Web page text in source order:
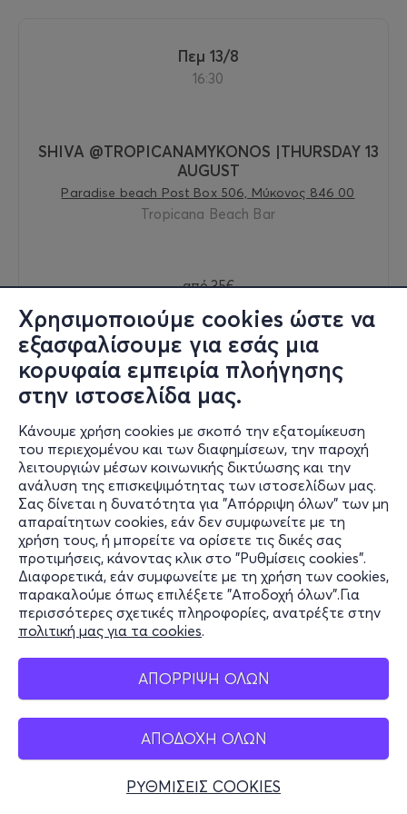
Χρησιμοποιούμε cookies ώστε να
εξασφαλίσουμε για εσάς μια
κορυφαία εμπειρία πλοήγησης
στην ιστοσελίδα μας.
Κάνουμε χρήση cookies με σκοπό την εξατομίκευση
του περιεχομένου και των διαφημίσεων, την παροχή
λειτουργιών μέσων κοινωνικής δικτύωσης και την
ανάλυση της επισκεψιμότητας των ιστοσελίδων μας.
Σας δίνεται η δυνατότητα για "Απόρριψη όλων" των μη
απαραίτητων cookies, εάν δεν συμφωνείτε με τη
χρήση τους, ή μπορείτε να ορίσετε τις δικές σας
προτιμήσεις, κάνοντας κλικ στο "Ρυθμίσεις cookies".
Διαφορετικά, εάν συμφωνείτε με τη χρήση των cookies,
παρακαλούμε όπως επιλέξετε "Αποδοχή όλων".Για
περισσότερες σχετικές πληροφορίες, ανατρέξτε στην
πολιτική μας για τα cookies.
ΑΠΟΡΡΙΨΗ ΟΛΩΝ
ΑΠΟΔΟΧΗ ΟΛΩΝ
ΡΥΘΜΙΣΕΙΣ COOKIES
Πεμ 13/8
16:30
SHIVA @TROPICANAMYKONOS |THURSDAY 13
AUGUST
Paradise beach Post Box 506, Μύκονος 846 00
Tropicana Beach Bar
από35€
Εισιτήρια